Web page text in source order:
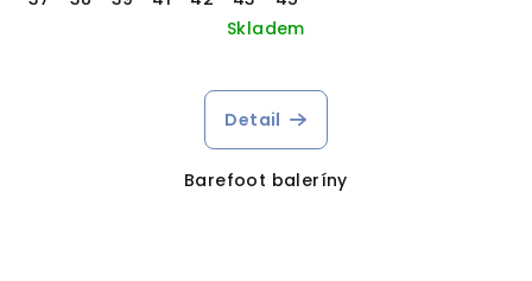
Skladem
Detail
Barefoot baleríny